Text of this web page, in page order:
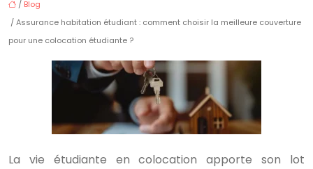
/ Blog
/ Assurance habitation étudiant : comment choisir la meilleure couverture
pour une colocation étudiante ?
La vie étudiante en colocation apporte son lot